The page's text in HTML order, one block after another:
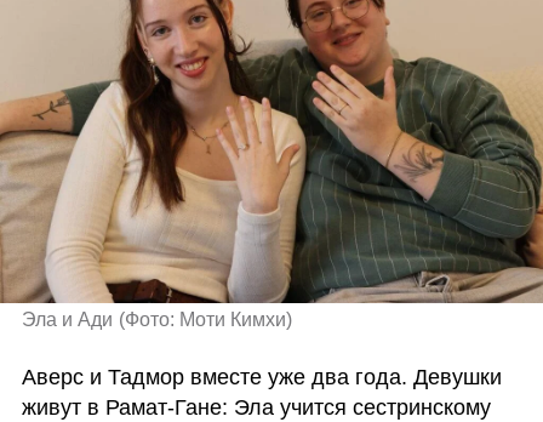
Эла и Ади (Фото: Моти Кимхи)
Аверс и Тадмор вместе уже два года. Девушки
живут в Рамат-Гане: Эла учится сестринскому